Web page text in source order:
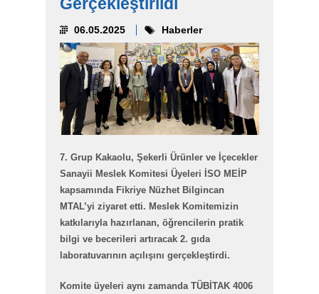
06.05.2025 Haberler
7. Grup Kakaolu, Şekerli Ürünler ve İçecekler
Sanayii Meslek Komitesi Üyeleri İSO MEİP
kapsamında Fikriye Nüzhet Bilgincan
MTAL’yi ziyaret etti. Meslek Komitemizin
katkılarıyla hazırlanan, öğrencilerin pratik
bilgi ve becerileri artıracak 2. gıda
laboratuvarının açılışını gerçekleştirdi.
Komite üyeleri aynı zamanda TÜBİTAK 4006